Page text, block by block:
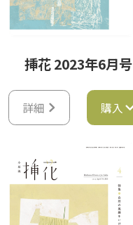
挿花 2023年6月号
詳細 購入